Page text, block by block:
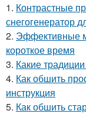
1. Контрастные
снегогенератор
2. Эффективные
короткое время
3. Какие
4. Как обшить
инструкция
5. Как обшить